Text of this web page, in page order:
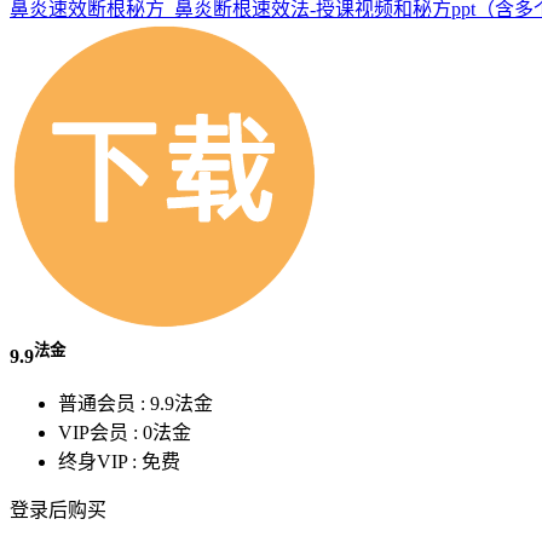
鼻炎速效断根秘方_鼻炎断根速效法-授课视频和秘方ppt（含多
9.9法金
普通会员 : 9.9法金
VIP会员 : 0法金
终身VIP : 免费
登录后购买